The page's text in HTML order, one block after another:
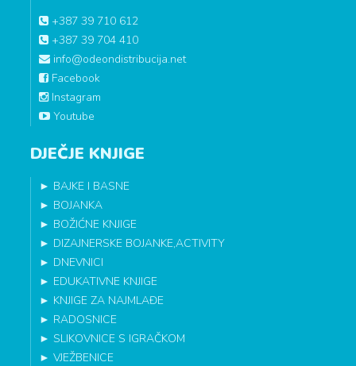
+387 39 710 612
+387 39 704 410
info@odeondistribucija.net
Facebook
Instagram
Youtube
DJEČJE KNJIGE
► BAJKE I BASNE
► BOJANKA
► BOŽIĆNE KNJIGE
► DIZAJNERSKE BOJANKE,ACTIVITY
► DNEVNICI
► EDUKATIVNE KNJIGE
► KNJIGE ZA NAJMLAĐE
► RADOSNICE
►SLIKOVNICE S IGRAČKOM
►VJEŽBENICE